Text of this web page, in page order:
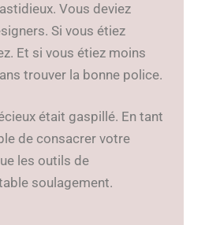
Vous deviez
Si vous étiez
Et si vous étiez moins
trouver la bonne police.
était gaspillé. En tant
de consacrer votre
les outils de
soulagement.